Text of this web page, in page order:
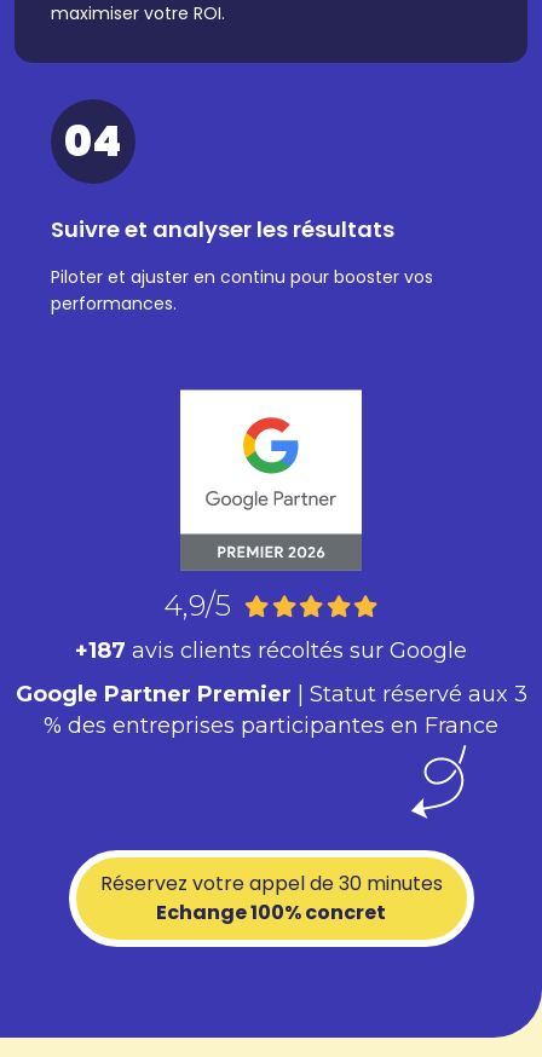
maximiser votre ROI.
04
Suivre et analyser les résultats
Piloter et ajuster en continu pour booster vos
performances.
4,9/5
+187 avis clients récoltés sur Google
Google Partner Premier | Statut réservé aux 3
% des entreprises participantes en France
Réservez votre appel de 30 minutes
Echange 100% concret